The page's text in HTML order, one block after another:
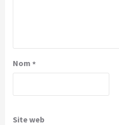
Nom *
Site web